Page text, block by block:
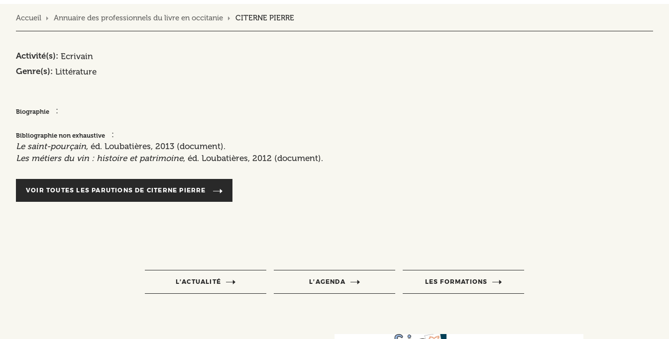
Accueil Annuaire des professionnels du livre en occitanie CITERNE PIERRE
Activité(s) Ecrivain
Genre(s) Littérature
Biographie :
Bibliographie non exhaustive
:
Le saint-pourçain, éd. Loubatières, 2013 (document).
Les métiers du vin : histoire et patrimoine, éd. Loubatières, 2012 (document).
VOIR TOUTES LES PARUTIONS DE CITERNE PIERRE
L’ACTUALITÉ L’AGENDA LES FORMATIONS